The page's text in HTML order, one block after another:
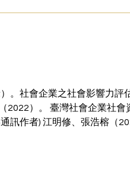
。社會企業之社會影響力評
2022）。 臺灣社會企業社
訊作者) 江明修、張浩榕（